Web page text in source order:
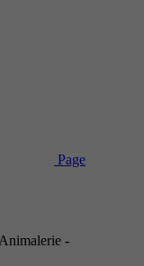
Page
-